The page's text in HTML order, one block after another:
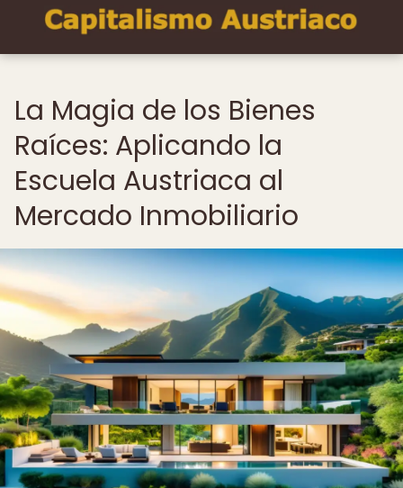
La Magia de los Bienes
Raíces: Aplicando la
Escuela Austriaca al
Mercado Inmobiliario